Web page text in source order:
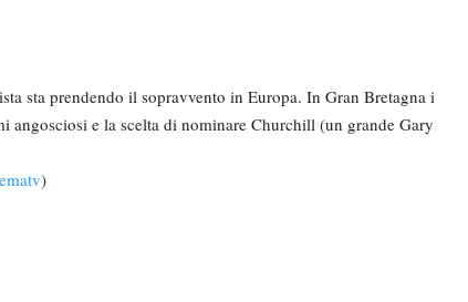
sta prendendo il sopravvento in Europa. In Gran Bretagna i
angosciosi e la scelta di nominare Churchill (un grande Gary
)